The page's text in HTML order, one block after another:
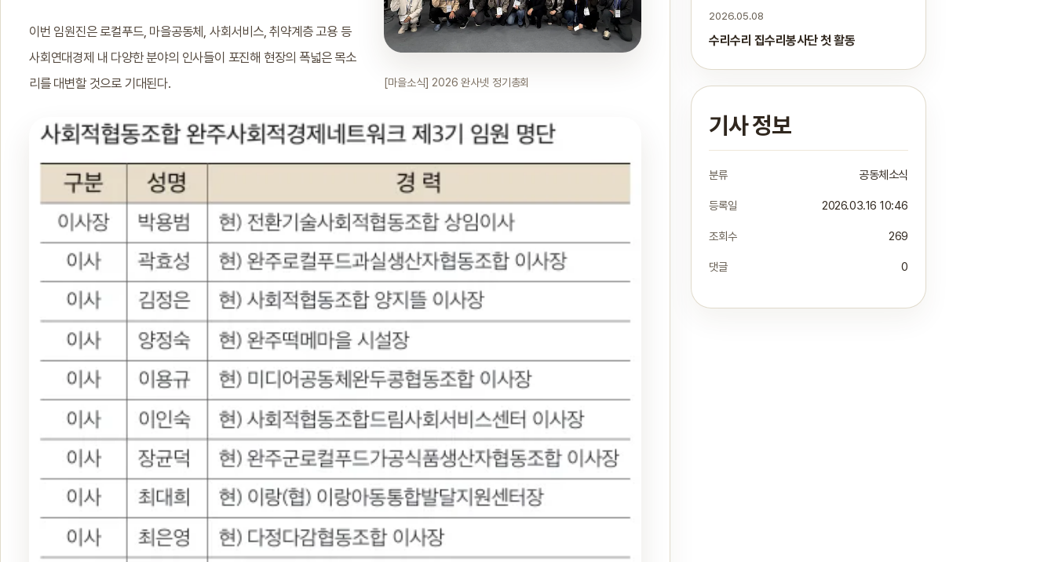
[마을소식] 2026 완사넷 정기총회
이번 임원진은 로컬푸드, 마을공동체, 사회서비스, 취약계층 고용 등
사회연대경제 내 다양한 분야의 인사들이 포진해 현장의 폭넓은 목소
리를 대변할 것으로 기대된다.
2026.05.08
수리수리 집수리봉사단 첫 활동
기사 정보
분류 공동체소식
등록일 2026.03.16 10:46
조회수 269
댓글 0